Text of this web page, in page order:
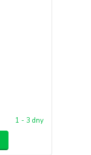
1 - 3 dny